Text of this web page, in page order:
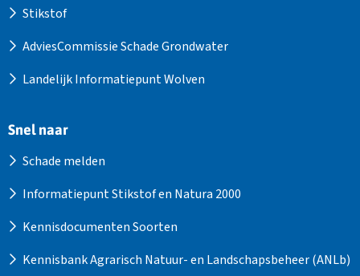
Stikstof
AdviesCommissie Schade Grondwater
Landelijk Informatiepunt Wolven
Snel naar
Schade melden
Informatiepunt Stikstof en Natura 2000
Kennisdocumenten Soorten
Kennisbank Agrarisch Natuur- en Landschapsbeheer (ANLb)